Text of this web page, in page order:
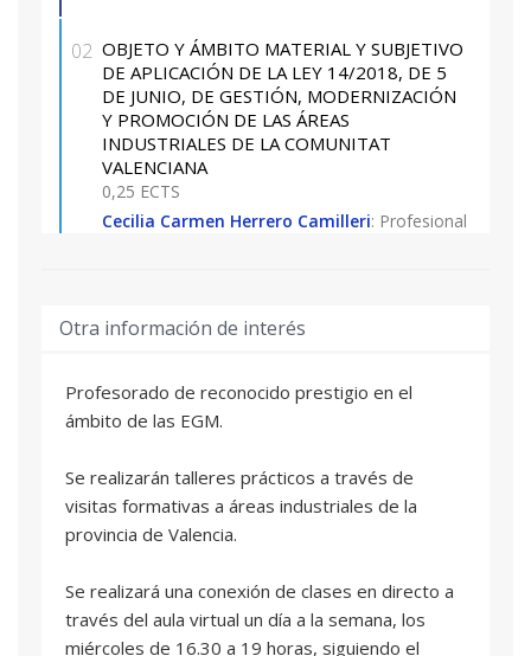
02 OBJETO Y ÁMBITO MATERIAL Y SUBJETIVO
DE APLICACIÓN DE LA LEY 14/2018, DE 5
DE JUNIO, DE GESTIÓN, MODERNIZACIÓN
Y PROMOCIÓN DE LAS ÁREAS
INDUSTRIALES DE LA COMUNITAT
VALENCIANA
0,25 ECTS
Cecilia Carmen Herrero Camilleri: Profesional
EMPRESARIOS DE ÁREAS INDUSTRIALES
Juan Manuel Badenas Carpio: Profesional del
sector
04 LAS ÁREAS INDUSTRIALES EN LA LEY
14/2018
0,25 ECTS
05
ESTUDIO Y ANÁLISIS PRÁCTICO DE LAS
Otra información de interés
Profesorado de reconocido prestigio en el
ámbito de las EGM.
Se realizarán talleres prácticos a través de
visitas formativas a áreas industriales de la
provincia de Valencia.
Se realizará una conexión de clases en directo a
través del aula virtual un día a la semana, los
miércoles de 16.30 a 19 horas, siguiendo el